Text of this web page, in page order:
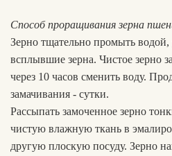
Способ проращивания зерна
Зерно тщательно промыть
всплывшие зерна. Чистое зерно
через 10 часов сменить воду.
замачивания - сутки.
Рассыпать замоченное зерно
чистую влажную ткань в
другую плоскую посуду. Зерно